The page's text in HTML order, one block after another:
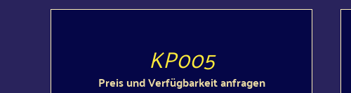
KP005
Preis und Verfügbarkeit anfragen